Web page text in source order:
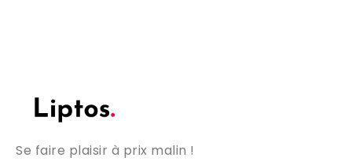
Se faire plaisir à prix malin !